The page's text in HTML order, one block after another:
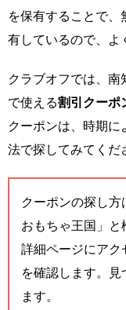
を保有することで、
有しているので、よ
クラブオフでは、南
で使える割引クーポ
クーポンは、時期
法で探してみてくだ
クーポンの探し
おもちゃ王国」と
詳細ページにアク
を確認します。見
ます。